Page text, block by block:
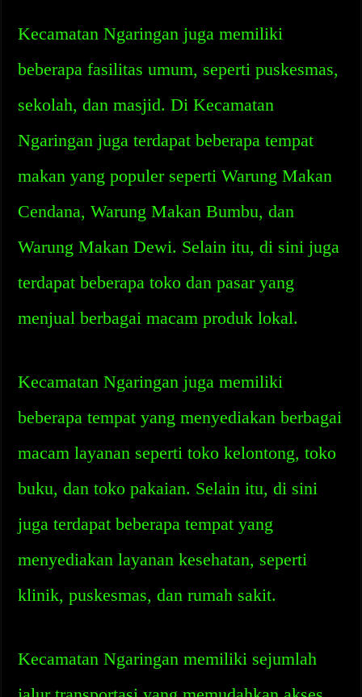
Kecamatan Ngaringan juga memiliki
beberapa fasilitas umum, seperti puskesmas,
sekolah, dan masjid. Di Kecamatan
Ngaringan juga terdapat beberapa tempat
makan yang populer seperti Warung Makan
Cendana, Warung Makan Bumbu, dan
Warung Makan Dewi. Selain itu, di sini juga
terdapat beberapa toko dan pasar yang
menjual berbagai macam produk lokal.
Kecamatan Ngaringan juga memiliki
beberapa tempat yang menyediakan berbagai
macam layanan seperti toko kelontong, toko
buku, dan toko pakaian. Selain itu, di sini
juga terdapat beberapa tempat yang
menyediakan layanan kesehatan, seperti
klinik, puskesmas, dan rumah sakit.
Kecamatan Ngaringan memiliki sejumlah